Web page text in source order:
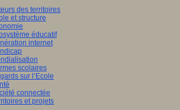
des territoires
et structure
éducatif
internet
scolaires
sur l’Ecole
connectée
et projets